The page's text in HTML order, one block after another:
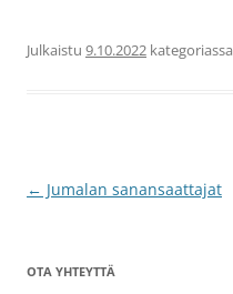
Julkaistu 9.10.2022 kategoriassa
Artikkelien
← Jumalan sanansaattajat
OTA YHTEYTTÄ